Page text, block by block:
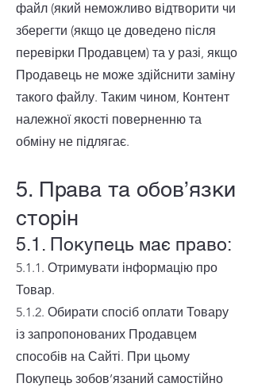
файл (який неможливо відтворити чи
зберегти (якщо це доведено після
перевірки Продавцем) та у разі, якщо
Продавець не може здійснити заміну
такого файлу. Таким чином, Контент
належної якості поверненню та
обміну не підлягає.
5. Права та обов’язки
сторін
5.1. Покупець має право:
5.1.1. Отримувати інформацію про
Товар.
5.1.2. Обирати спосіб оплати Товару
із запропонованих Продавцем
способів на Сайті. При цьому
Покупець зобов’язаний самостійно